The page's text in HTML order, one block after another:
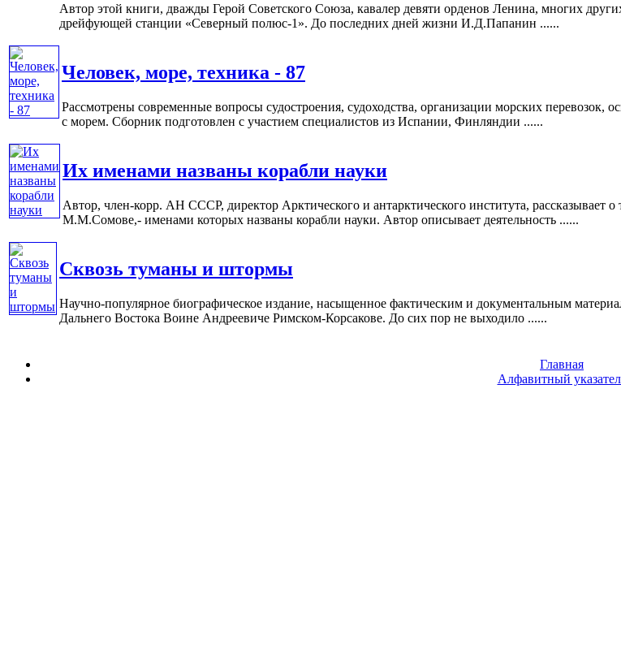
Автор этой книги, дважды Герой Советского Союза, кавалер девяти орденов Ленина, многих
дрейфующей станции «Северный полюс-1». До последних дней жизни И.Д.Папанин ......
Человек, море, техника - 87
Рассмотрены современные вопросы судостроения, судоходства, организации морских перевозок,
с морем. Сборник подготовлен с участием специалистов из Испании, Финляндии ......
Их именами названы корабли науки
Автор, член-корр. АН СССР, директор Арктического и антарктического института,
М.М.Сомове,- именами которых названы корабли науки. Автор описывает деятельность ......
Сквозь туманы и штормы
Научно-популярное биографическое издание, насыщенное фактическим и документальным
Дальнего Востока Воине Андреевиче Римском-Корсакове. До сих пор не выходило ......
Главная
Алфавитный